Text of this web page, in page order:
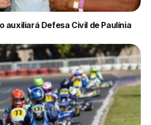
auxiliará Defesa Civil de Paulínia